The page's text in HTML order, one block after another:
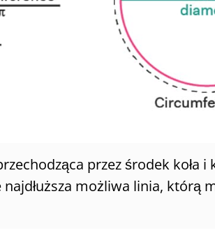
przez środek koła i
najdłuższa możliwa linia, którą